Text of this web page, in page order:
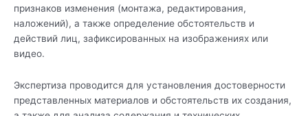
признаков изменения (монтажа, редактирования,
наложений), а также определение обстоятельств и
действий лиц, зафиксированных на изображениях или
видео.
Экспертиза проводится для установления достоверности
представленных материалов и обстоятельств их создания,